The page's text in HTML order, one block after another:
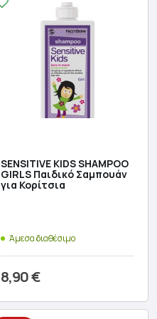
SENSITIVE KIDS SHAMPOO
GIRLS Παιδικό Σαμπουάν
για Κορίτσια
Άμεσα διαθέσιμο
8,90€
Προσθήκη στο καλάθι